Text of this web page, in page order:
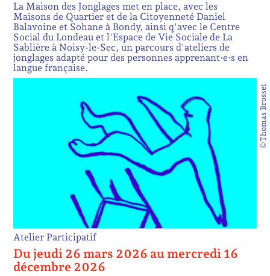
La Maison des Jonglages met en place, avec les
Maisons de Quartier et de la Citoyenneté Daniel
Balavoine et Sohane à Bondy, ainsi q'avec le Centre
Social du Londeau et l'Espace de Vie Sociale de La
Sablière à Noisy-le-Sec, un parcours d'ateliers de
jonglages adapté pour des personnes apprenant·e·s en
langue française.
©Thomas Brosset
Atelier Participatif
Du jeudi 26 mars 2026 au mercredi 16
décembre 2026